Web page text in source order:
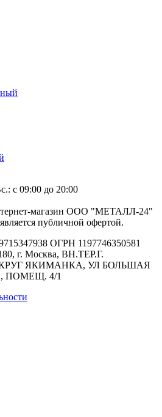
с 09:00 до 20:00
магазин ООО "МЕТАЛЛ-24"
публичной офертой.
ОГРН 1197746350581
г. Москва, ВН.ТЕР.Г.
ЯКИМАНКА, УЛ БОЛЬШАЯ
ПОМЕЩ. 4/1